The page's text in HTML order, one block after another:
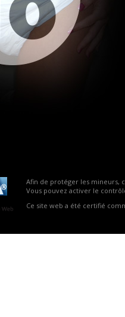
Afin de protéger les mineurs,
Vous pouvez activer le
Ce site web a été certifié
produit trouvé.
produits
section